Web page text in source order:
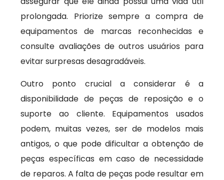
prolongada. Priorize sempre a compra de
equipamentos de marcas reconhecidas e
consulte avaliações de outros usuários para
evitar surpresas desagradáveis.
Outro ponto crucial a considerar é a
disponibilidade de peças de reposição e o
suporte ao cliente. Equipamentos usados
podem, muitas vezes, ser de modelos mais
antigos, o que pode dificultar a obtenção de
peças específicas em caso de necessidade
de reparos. A falta de peças pode resultar em